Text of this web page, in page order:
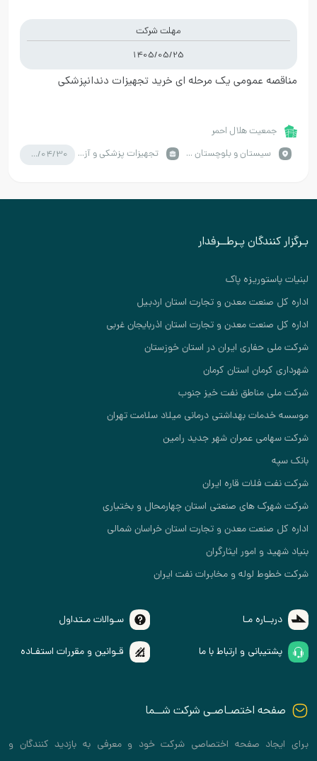
مهلت شرکت
1405/05/25
مناقصه عمومی یک مرحله ای خرید تجهیزات دندانپزشکی
جمعیت هلال احمر
سيستان و بلوچستان / زاهدان
تجهیزات پزشکی و آزمایشگاه 1405/04/30
بـرگزار کنندگان پـرطــرفدار
لبنیات پاستوریزه پاک
اداره کل صنعت معدن و تجارت استان اردبیل
اداره کل صنعت معدن و تجارت استان اذربایجان غربی
شرکت ملی حفاری ایران در استان خوزستان
شهرداری کرمان استان کرمان
شرکت ملی مناطق نفت خیز جنوب
موسسه خدمات بهداشتی درمانی میلاد سلامت تهران
شرکت سهامی عمران شهر جدید رامین
بانک سپه
شرکت نفت فلات قاره ایران
شرکت شهرک های صنعتی استان چهارمحال و بختیاری
اداره کل صنعت معدن و تجارت استان خراسان شمالی
بنیاد شهید و امور ایثارگران
شرکت خطوط لوله و مخابرات نفت ایران
دربــاره مـا سـوالات مـتداول
پشتیبانی و ارتباط با ما قـوانین و مقررات استفـاده
صفحه اختصـاصـی شرکت شــما
برای ایجاد صفحه اختصاصی شرکت خود و معرفی به بازدید کنندگان و